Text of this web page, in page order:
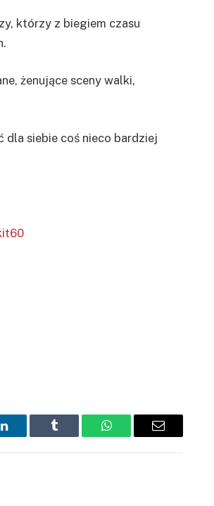
którzy z biegiem czasu
żenujące sceny walki,
dla siebie coś nieco bardziej
LinkedIn Tumblr WhatsAppEmail